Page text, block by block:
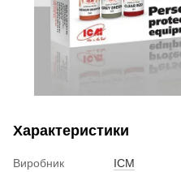
Характеристики
Виробник
ICM